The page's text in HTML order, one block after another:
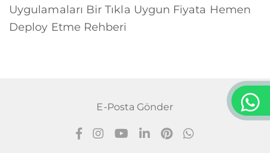
Uygulamaları Bir Tıkla Uygun Fiyata Hemen
Deploy Etme Rehberi
E-Posta Gönder